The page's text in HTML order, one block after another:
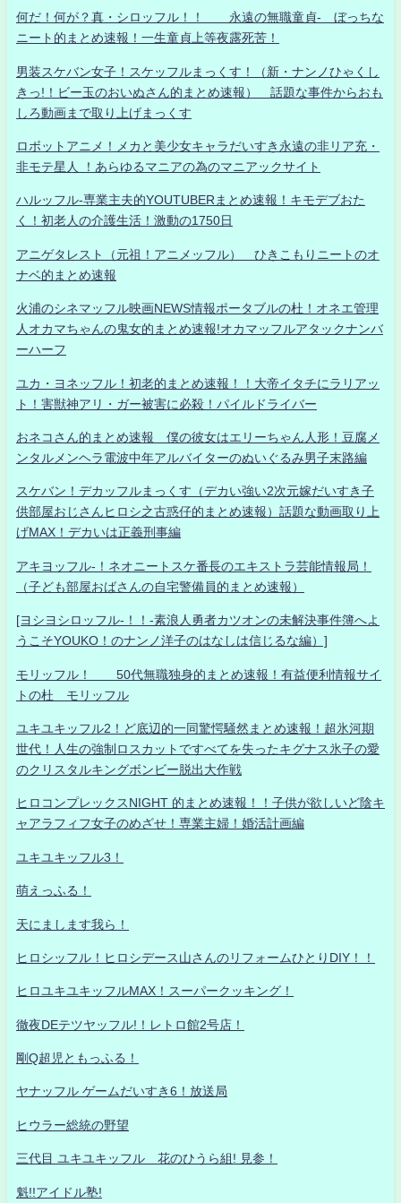
何だ！何が？真・シロッフル！！ 永遠の無職童貞- ぼっちな
ニート的まとめ速報！一生童貞上等夜露死苦！
男装スケバン女子！スケッフルまっくす！（新・ナンノひゃくし
きっ!！ビー玉のおいぬさん的まとめ速報） 話題な事件からおも
しろ動画まで取り上げまっくす
ロボットアニメ！メカと美少女キャラだいすき永遠の非リア充・
非モテ星人 ！あらゆるマニアの為のマニアックサイト
ハルッフル-専業主夫的YOUTUBERまとめ速報！キモデブおた
く！初老人の介護生活！激動の1750日
アニゲタレスト（元祖！アニメッフル） ひきこもりニートのオ
ナベ的まとめ速報
火浦のシネマッフル映画NEWS情報ポータブルの杜！オネエ管理
人オカマちゃんの鬼女的まとめ速報!オカマッフルアタックナンバ
ーハーフ
ユカ・ヨネッフル！初老的まとめ速報！！大帝イタチにラリアッ
ト！害獣神アリ・ガー被害に必殺！パイルドライバー
おネコさん的まとめ速報 僕の彼女はエリーちゃん人形！豆腐メ
ンタルメンヘラ電波中年アルバイターのぬいぐるみ男子末路編
スケバン！デカッフルまっくす（デカい強い2次元嫁だいすき子
供部屋おじさんヒロシ之古惑仔的まとめ速報）話題な動画取り上
げMAX！デカいは正義刑事編
アキヨッフル-！ネオニートスケ番長のエキストラ芸能情報局！
（子ども部屋おばさんの自宅警備員的まとめ速報）
[ヨシヨシロッフル-！！-素浪人勇者カツオンの未解決事件簿へよ
うこそYOUKO！のナンノ洋子のはなしは信じるな編）]
モリッフル！ 50代無職独身的まとめ速報！有益便利情報サイ
トの杜 モリッフル
ユキユキッフル2！ど底辺的一同驚愕騒然まとめ速報！超氷河期
世代！人生の強制ロスカットですべてを失ったキグナス氷子の愛
のクリスタルキングボンビー脱出大作戦
ヒロコンプレックスNIGHT 的まとめ速報！！子供が欲しいど陰キ
ャアラフィフ女子のめざせ！専業主婦！婚活計画編
ユキユキッフル3！
萌えっふる！
天にまします我ら！
ヒロシッフル！ヒロシデース山さんのリフォームひとりDIY！！
ヒロユキユキッフルMAX！スーパークッキング！
徹夜DEテツヤッフル!！レトロ館2号店！
剛Q超児ともっふる！
ヤナッフル ゲームだいすき6！放送局
ヒウラー総統の野望
三代目 ユキユキッフル 花のひうら組! 見参！
魁!!アイドル塾!